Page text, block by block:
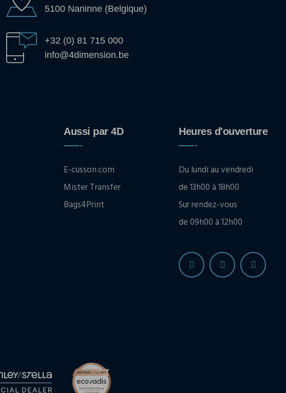
5100 Naninne (Belgique)
+32 (0) 81 715 000
info@4dimension.be
Aussi par 4D
E-cusson.com
Mister Transfer
Bags4Print
Heures d'ouverture
Du lundi au vendredi
de 13h00 à 18h00
Sur rendez-vous
de 09h00 à 12h00